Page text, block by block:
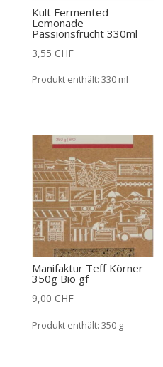
Kult Fermented
Lemonade
Passionsfrucht 330ml
3,55 CHF
Produkt enthält: 330 ml
Manifaktur Teff Körner
350g Bio gf
9,00 CHF
Produkt enthält: 350 g